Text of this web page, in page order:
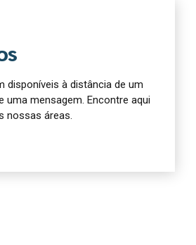
disponíveis à distância de um
uma mensagem. Encontre aqui
nossas áreas.